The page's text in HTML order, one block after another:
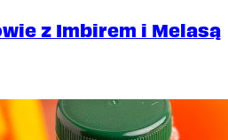
z Imbirem i Melasą